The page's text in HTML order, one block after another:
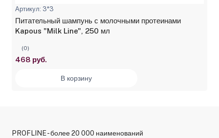
Артикул: 3*3
Питательный шампунь с молочными протеинами
Kapous "Milk Line", 250 мл
(0)
468 руб.
В корзину
PROFLINE - более 20 000 наименований